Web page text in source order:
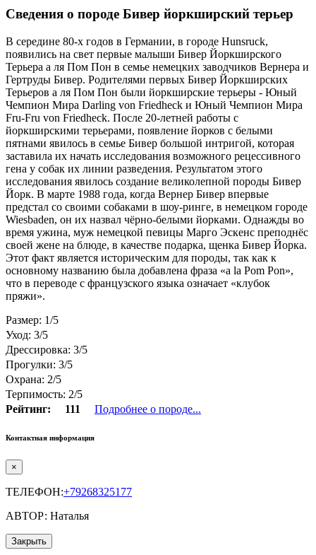
Сведения о породе Бивер йоркширский терьер
В середине 80-х годов в Германии, в городе Hunsruck,
появились на свет первые малыши Бивер Йоркширского
Терьера а ля Пом Пон в семье немецких заводчиков Вернера и
Гертруды Бивер. Родителями первых Бивер Йоркширских
Терьеров а ля Пом Пон были йоркширские терьеры - Юный
Чемпион Мира Darling von Friedheck и Юный Чемпион Мира
Fru-Fru von Friedheck. После 20-летней работы с
йоркширскими терьерами, появление йорков с белыми
пятнами явилось в семье Бивер большой интригой, которая
заставила их начать исследования возможного рецессивного
гена у собак их линии разведения. Результатом этого
исследования явилось создание великолепной породы Бивер
Йорк. В марте 1988 года, когда Вернер Бивер впервые
предстал со своими собаками в шоу-ринге, в немецком городе
Wiesbaden, он их назвал чёрно-белыми йорками. Однажды во
время ужина, муж немецкой певицы Марго Эскенс преподнёс
своей жене на блюде, в качестве подарка, щенка Бивер Йорка.
Этот факт является историческим для породы, так как к
основному названию была добавлена фраза «a la Pom Pon»,
что в переводе с французского языка означает «клубок
пряжи».
Размер: 1/5
Уход: 3/5
Дрессировка: 3/5
Прогулки: 3/5
Охрана: 2/5
Терпимость: 2/5
Рейтинг:
111 Подробнее о породе...
Контактная информация
×
ТЕЛЕФОН:+79268325177
АВТОР: Наталья
Закрыть